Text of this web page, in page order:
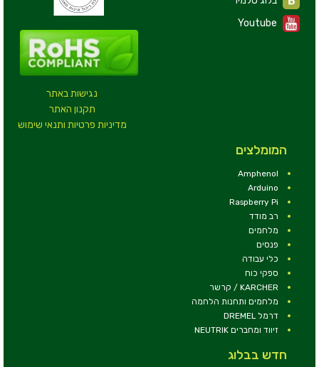
נגישות באתר
תקנון האתר
מדיניות פרטיות ותנאי שימוש
Youtube
המומלצים
Amphenol
Arduino
Raspberry Pi
רב מודד
מלחמים
פנסים
כלי עבודה
ספקי כוח
KARCHER / קרשר
מלחמים ותחנות הלחמה
דרמל DREMEL
זיווד ומחברים NEUTRIK
חדש בבלוג